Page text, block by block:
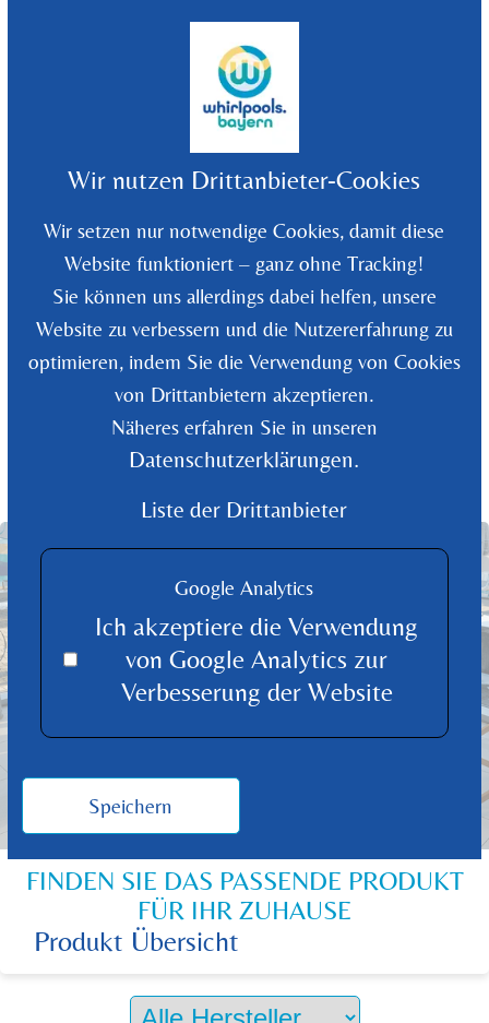
Whirlpools Bayern - Rüdiger Wolf
Wir nutzen Drittanbieter-Cookies
Wir setzen nur notwendige Cookies, damit diese
Website funktioniert – ganz ohne Tracking!
Sie können uns allerdings dabei helfen, unsere
Website zu verbessern und die Nutzererfahrung zu
optimieren, indem Sie die Verwendung von Cookies
von Drittanbietern akzeptieren.
Näheres erfahren Sie in unseren
Datenschutzerklärungen.
Liste der Drittanbieter
Google Analytics
Ich akzeptiere die Verwendung
von Google Analytics zur
Verbesserung der Website
Speichern
FINDEN SIE DAS PASSENDE PRODUKT
FÜR IHR ZUHAUSE
Produkt Übersicht